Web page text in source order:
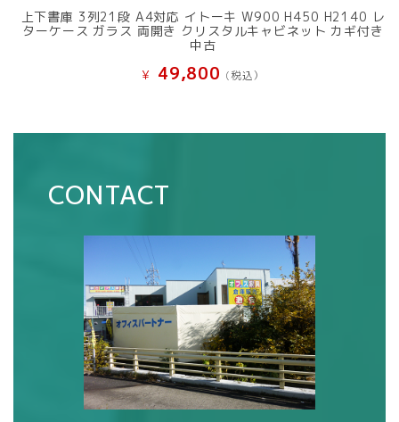
上下書庫 3列21段 A4対応 イトーキ W900 H450 H2140 レ
ターケース ガラス 両開き クリスタルキャビネット カギ付き
中古
¥ 49,800 (税込）
CONTACT